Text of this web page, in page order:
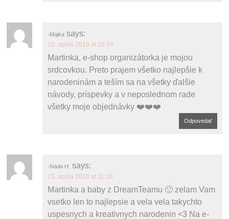
Majka says:
15. apríla 2019 at 10:54
Martinka, e-shop organizátorka je mojou
srdcovkou. Preto prajem všetko najlepšie k
narodeninám a teším sa na všetky ďalšie
návody, príspevky a v neposlednom rade
všetky moje objednávky ❤️❤️❤️
Odpovedať
Nada H. says:
15. apríla 2019 at 11:16
Martinka a baby z DreamTeamu 🙂 zelam Vam
vsetko len to najlepsie a vela vela takychto
uspesnych a kreativnych narodenin <3 Na e-